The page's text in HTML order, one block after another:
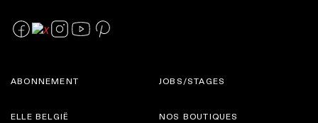
ABONNEMENT
ELLE BELGIË
JOBS/STAGES
NOS BOUTIQUES